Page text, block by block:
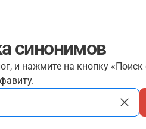
синонимов
и нажмите на кнопку